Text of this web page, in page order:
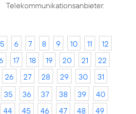
Telekommunikationsanbieter.
5 6 7 8 9 10 11
12
17 18 19 20 21
22
26 27 28 29 30
31
35 36 37 38 39
40
44 45 46 47 48
49